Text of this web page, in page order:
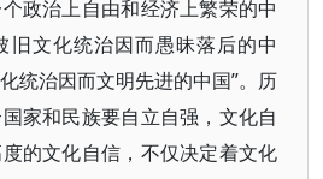
政治上自由和经济上繁荣的中
旧文化统治因而愚昧落后的中
统治因而文明先进的中国”。历
家和民族要自立自强，文化自
的文化自信，不仅决定着文化